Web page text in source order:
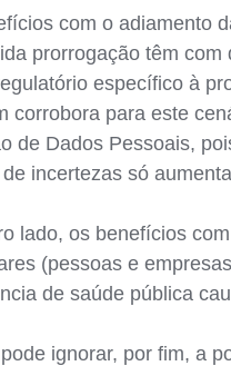
com o adiamento
prorrogação têm
específico à
corrobora para este
de Dados Pessoais,
incertezas só
lado, os benefícios
(pessoas e
de saúde pública
ignorar, por fim, a